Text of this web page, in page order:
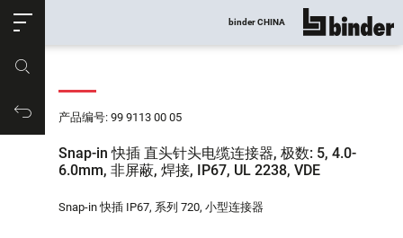
购物车
binder CHINA 显示所有
产品编号: 99 9113 00 05
Snap-in 快插 直头针头电缆连接器, 极数: 5, 4.0-
6.0mm, 非屏蔽, 焊接, IP67, UL 2238, VDE
Snap-in 快插 IP67, 系列 720, 小型连接器